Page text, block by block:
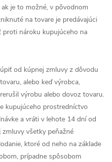
je to možné, v pôvodnom
na tovare je predávajúci
nároku kupujúceho na
od kúpnej zmluvy z dôvodu
alebo keď výrobca,
výrobu alebo dovoz tovaru.
kupujúceho prostredníctvo
a vráti v lehote 14 dní od
všetky peňažné
ktoré od neho na základe
prípadne spôsobom